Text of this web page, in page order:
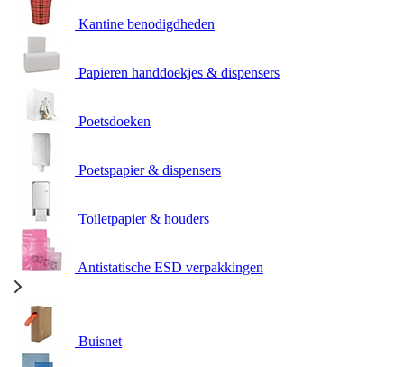
Kantine benodigdheden
Papieren handdoekjes & dispensers
Poetsdoeken
Poetspapier & dispensers
Toiletpapier & houders
Antistatische ESD verpakkingen
Buisnet